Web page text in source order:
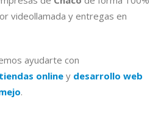
videollamada y entregas en
ayudarte con
tiendas online y desarrollo web
.